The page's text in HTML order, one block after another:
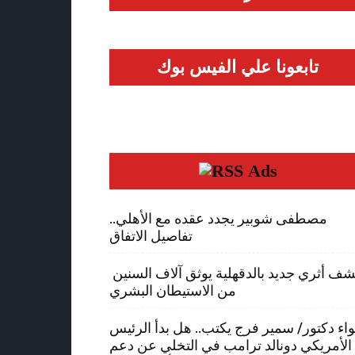
تابعونا علي الفيس بوك
Ads
مصطفى شوبير يجدد عقده مع الأهلي..
تفاصيل الاتفاق
من الاستيطان البشري
دكتور/ سمير فرج يكتب.. هل بدأ الرئيس
الأمريكي دونالد ترامب في التخلي عن دعم